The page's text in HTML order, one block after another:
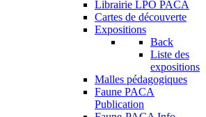
Librairie LPO PACA
Cartes de découverte
Expositions
Back
Liste des
expositions
Malles pédagogiques
Faune PACA
Publication